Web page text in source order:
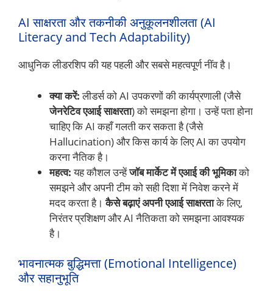
AI साक्षरता और तकनीकी अनुकूलनशीलता (AI
Literacy and Tech Adaptability)
आधुनिक लीडरशिप की यह पहली और सबसे महत्वपूर्ण नींव है।
क्या करें:लीडर्स को AI उपकरणों की कार्यप्रणाली (जैसे
जेनरेटिव एआई साक्षरता) को समझना होगा। उन्हें पता होना
चाहिए कि AI कहाँ गलती कर सकता है (जैसे
Hallucination) और किस कार्य के लिए AI का उपयोग
करना नैतिक है।
महत्व:यह कौशल उन्हेंजॉब मार्केट में एआई की भूमिकाको
समझने और अपनी टीम को सही दिशा में निवेश करने में
मदद करता है।कैसे बढ़ाएं अपनी एआई साक्षरताके लिए,
निरंतर प्रशिक्षण और AI नैतिकता को समझना आवश्यक
है।
भावनात्मक बुद्धिमत्ता (Emotional Intelligence)
और सहानुभूति